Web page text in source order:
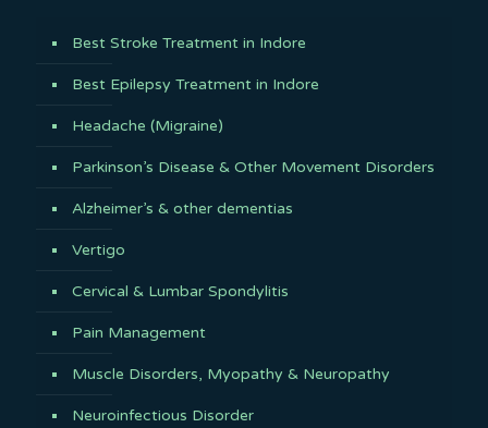
Best Stroke Treatment in Indore
Best Epilepsy Treatment in Indore
Headache (Migraine)
Parkinson’s Disease & Other Movement Disorders
Alzheimer’s & other dementias
Vertigo
Cervical & Lumbar Spondylitis
Pain Management
Muscle Disorders, Myopathy & Neuropathy
Neuroinfectious Disorder